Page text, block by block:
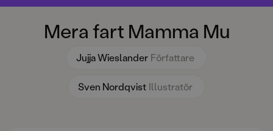
Mera fart Mamma Mu
Jujja Wieslander Författare
Sven Nordqvist Illustratör